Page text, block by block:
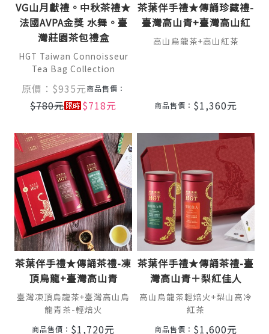
VG山月獻禮。中秋茶禮★
法國AVPA金獎 水舞。臺
灣莊園茶包禮盒
HGT Taiwan Connoisseur
Tea Bag Collection
原價： $935元商品售價：
$780元 $718元
茶葉伴手禮★傳誦珍藏禮-
臺灣高山青+臺灣高山紅
高山烏龍茶+高山紅茶
商品售價： $1,360元
茶葉伴手禮★傳誦茶禮-凍
頂烏龍+臺灣高山青
臺灣凍頂烏龍茶+臺灣高山烏
龍青茶-輕焙火
商品售價： $1,720元
茶葉伴手禮★傳誦茶禮-臺
灣高山青＋梨紅佳人
高山烏龍茶輕焙火+梨山高冷
紅茶
商品售價： $1,600元